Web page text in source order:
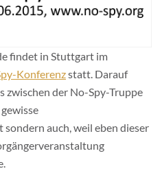
findet in Stuttgart im
Konferenzstatt. Darauf
zwischen der No-Spy-Truppe
auch, weil eben dieser